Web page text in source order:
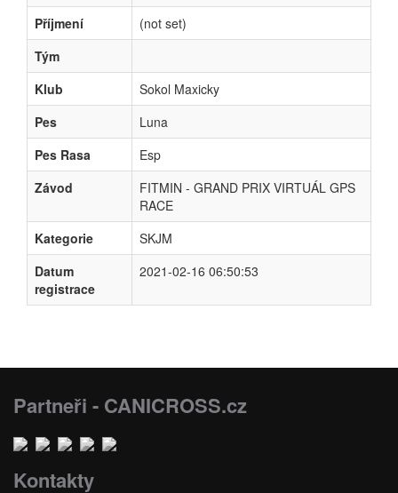
Příjmení
(not set)
Tým
Klub
Sokol Maxicky
Pes
Luna
Pes Rasa
Esp
Závod
FITMIN - GRAND PRIX VIRTUÁL GPS
RACE
Kategorie
SKJM
Datum
registrace
2021-02-16 06:50:53
Partneři - CANICROSS.cz
Kontakty